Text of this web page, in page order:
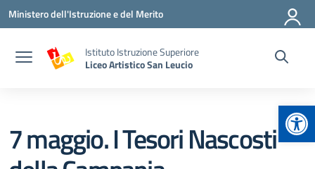
Vai ai contenuti
Vai al menu di navigazione
Vai al footer
Ministero dell'Istruzione e del Merito
Istituto Istruzione Superiore
Liceo Artistico San Leucio
7 maggio. I Tesori Nascosti